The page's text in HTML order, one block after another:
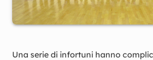
Una serie di infortuni hanno